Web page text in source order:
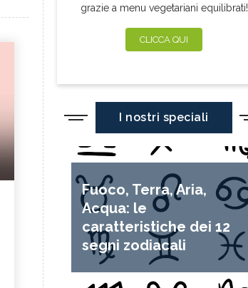
grazie a menu vegetariani equilibrati!
CLICCA QUI
I nostri speciali
Fuoco, Terra, Aria,
Acqua: le
caratteristiche dei 12
segni zodiacali